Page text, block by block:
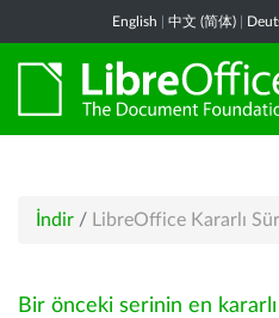
English 中文 (简体)
İndir / LibreOffice Kararlı
Bir önceki serinin en